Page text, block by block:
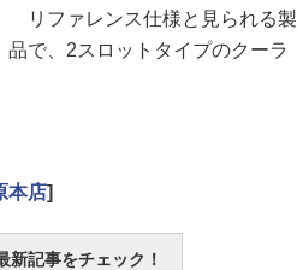
リファレンス仕様と見られる製
品で、2スロットタイプのクーラ
本店]
記事をチェック！